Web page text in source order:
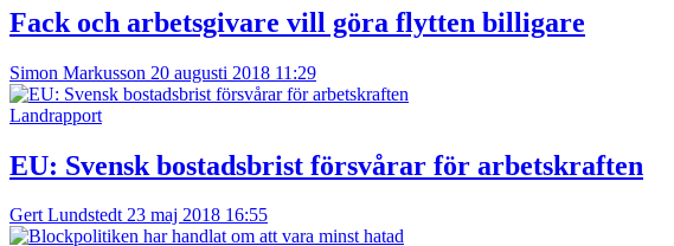
Fack och arbetsgivare vill göra flytten billigare
Simon Markusson 20 augusti 2018 11:29
Landrapport
EU: Svensk bostadsbrist försvårar för arbetskraften
Gert Lundstedt23 maj 2018 16:55